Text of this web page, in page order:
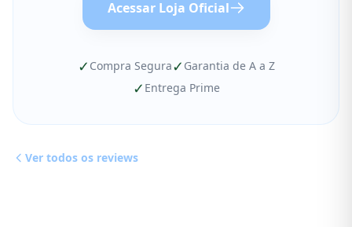
Acessar Loja Oficial
✓ Compra Segura✓ Garantia de A a Z
✓ Entrega Prime
Ver todos os reviews